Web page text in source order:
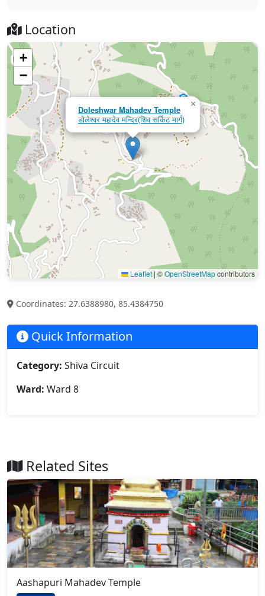
Location
Doleshwar Mahadev Temple
डोलेश्वर महादेव मन्दिर(शिव सर्किट मार्ग)
×
+
−
Leaflet | ©OpenStreetMapcontributors
Coordinates: 27.6388980, 85.4384750
Quick Information
Category: Shiva Circuit
Ward: Ward 8
Related Sites
Aashapuri Mahadev Temple